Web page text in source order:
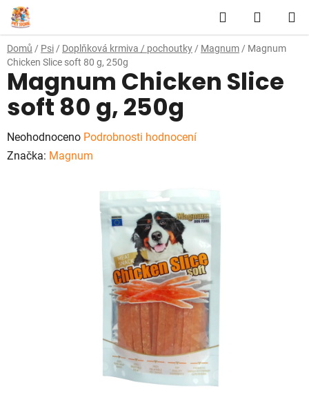
Přejít
na
obsah
Hledat
KOŠÍK
Domů / Psi / Doplňková krmiva / pochoutky / Magnum / Magnum
Chicken Slice soft 80 g, 250g
Magnum Chicken Slice
soft 80 g, 250g
Průměrné
hodnocení
Neohodnoceno Podrobnosti hodnocení
Značka: Magnum